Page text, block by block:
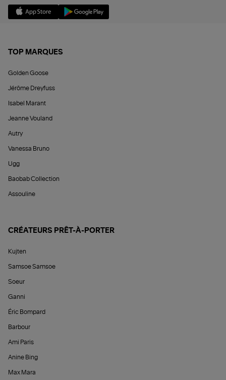
TOP MARQUES
Golden Goose
Jérôme Dreyfuss
Isabel Marant
Jeanne Vouland
Autry
Vanessa Bruno
Ugg
Baobab Collection
Assouline
CRÉATEURS PRÊT-À-PORTER
Kujten
Samsoe Samsoe
Soeur
Ganni
Éric Bompard
Barbour
Ami Paris
Anine Bing
Max Mara